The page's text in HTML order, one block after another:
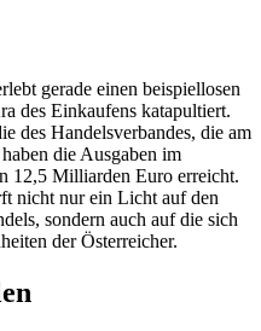
gerade einen beispiellosen
des Einkaufens katapultiert.
des Handelsverbandes, die am
die Ausgaben im
12,5 Milliarden Euro erreicht.
nicht nur ein Licht auf den
sondern auch auf die sich
der Österreicher.